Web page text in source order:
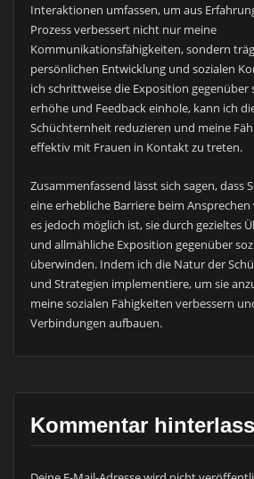
Interaktionen umfassen, um aus
Prozess verbessert nicht nur meine
Kommunikationsfähigkeiten, sondern
persönlichen Entwicklung und sozialen
ich schrittweise die Exposition gegenüber
erhöhe und Feedback einhole, kann ich
Schüchternheit reduzieren und meine
effektiv mit Frauen in Kontakt zu treten.
Zusammenfassend lässt sich sagen, dass
eine erhebliche Barriere beim
es jedoch möglich ist, sie durch gezieltes
und allmähliche Exposition gegenüber
überwinden. Indem ich die Natur der
und Strategien implementiere, um sie
meine sozialen Fähigkeiten verbessern
Verbindungen aufbauen.
Kommentar